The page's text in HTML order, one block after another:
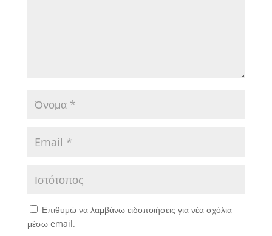
Επιθυμώ να λαμβάνω ειδοποιήσεις για νέα σχόλια
μέσω email.